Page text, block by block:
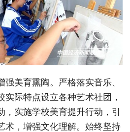
美育熏陶。严格落实音乐、
实际特点设立各种艺术社团，
，实施学校美育提升行动，引
术，增强文化理解。始终坚持